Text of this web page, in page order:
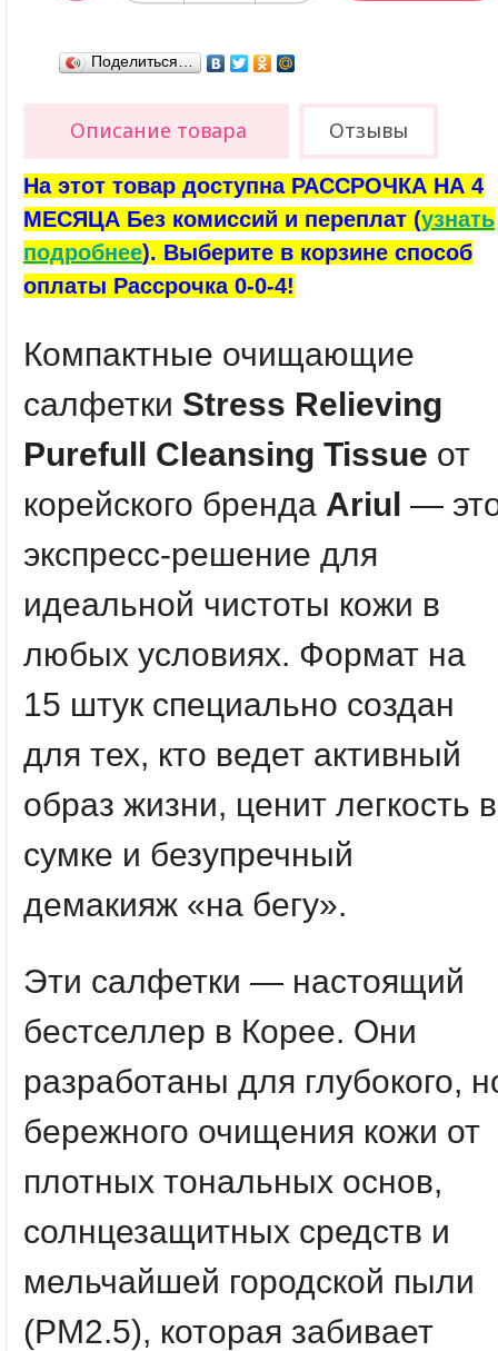
Поделиться…
Описание товара Отзывы
На этот товар доступна РАССРОЧКА НА 4
МЕСЯЦА Без комиссий и переплат (узнать
подробнее). Выберите в корзине способ
оплаты Рассрочка 0-0-4!
Компактные очищающие
салфетки Stress Relieving
Purefull Cleansing Tissue от
корейского бренда Ariul —
экспресс-решение для
идеальной чистоты кожи в
любых условиях. Формат на
15 штук специально создан
для тех, кто ведет активный
образ жизни, ценит легкость в
сумке и безупречный
демакияж «на бегу».
Эти салфетки — настоящий
бестселлер в Корее. Они
разработаны для глубокого,
бережного очищения кожи от
плотных тональных основ,
солнцезащитных средств и
мельчайшей городской пыли
(PM2.5), которая забивает